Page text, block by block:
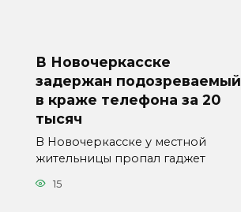
В Новочеркасске
задержан подозреваемый
в краже телефона за 20
тысяч
В Новочеркасске у местной
жительницы пропал гаджет
15